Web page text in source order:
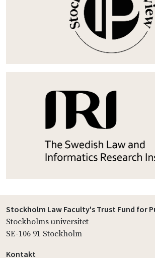
Stockholm Law Faculty's Trust Fund for
Stockholms universitet
SE-106 91 Stockholm
Kontakt